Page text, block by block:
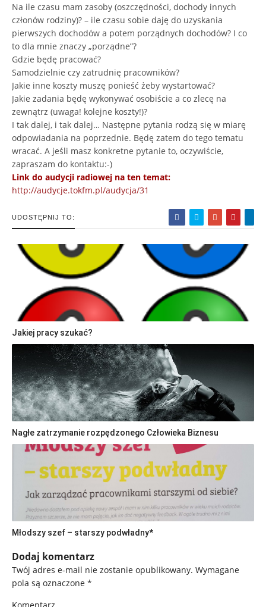
Na ile czasu mam zasoby (oszczędności, dochody innych
członów rodziny)? – ile czasu sobie daję do uzyskania
pierwszych dochodów a potem porządnych dochodów? I co
to dla mnie znaczy „porządne”?
Gdzie będę pracować?
Samodzielnie czy zatrudnię pracowników?
Jakie inne koszty muszę ponieść żeby wystartować?
Jakie zadania będę wykonywać osobiście a co zlecę na
zewnątrz (uwaga! kolejne koszty!)?
I tak dalej, i tak dalej… Następne pytania rodzą się w miarę
odpowiadania na poprzednie. Będę zatem do tego tematu
wracać. A jeśli masz konkretne pytanie to, oczywiście,
zapraszam do kontaktu:-)
Link do audycji radiowej na ten temat:
http://audycje.tokfm.pl/audycja/31
UDOSTĘPNIJ TO:
Jakiej pracy szukać?
Nagłe zatrzymanie rozpędzonego Człowieka Biznesu
Młodszy szef – starszy podwładny*
Dodaj komentarz
Twój adres e-mail nie zostanie opublikowany. Wymagane
pola są oznaczone *